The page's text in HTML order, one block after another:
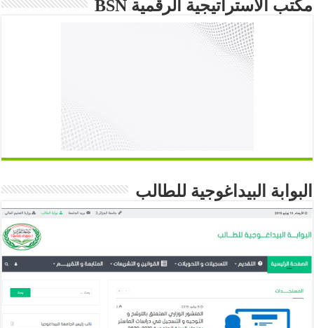
مكتب الاستراتيجية الرقمية BSN
البوابة البيداغوجية للطالب